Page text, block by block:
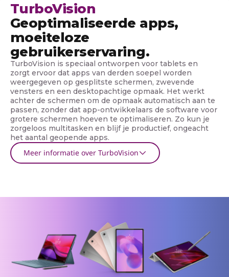
TurboVision
Geoptimaliseerde apps,
moeiteloze
gebruikerservaring.
TurboVision is speciaal ontworpen voor tablets en
zorgt ervoor dat apps van derden soepel worden
weergegeven op gesplitste schermen, zwevende
vensters en een desktopachtige opmaak. Het werkt
achter de schermen om de opmaak automatisch aan te
passen, zonder dat app-ontwikkelaars de software voor
grotere schermen hoeven te optimaliseren. Zo kun je
zorgeloos multitasken en blijf je productief, ongeacht
het aantal geopende apps.
Meer informatie over TurboVision